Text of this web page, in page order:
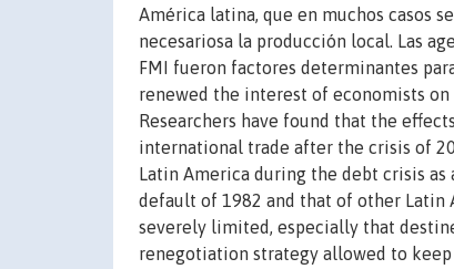
América latina, que en muchos casos
necesariosa la producción local. Las
FMI fueron factores determinantes
renewed the interest of economists
Researchers have found that the
international trade after the crisis of
Latin America during the debt crisis
default of 1982 and that of other Latin
severely limited, especially that
renegotiation strategy allowed to